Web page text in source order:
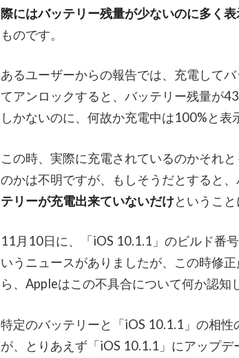
際にはバッテリー残量が少ないのに多く表
ものです。
あるユーザーからの報告では、充電して
てアンロックすると、バッテリー残量が
しかないのに、何故か充電中は100%と表
この時、実際に充電されているのかそれ
のかは不明ですが、もしそうだとすると
テリーが充電出来ていないだけということ
11月10日に、「iOS 10.1.1」のビルド番
いうニュースがありましたが、この時修
ら、Appleはこの不具合について何か認知
特定のバッテリーと「iOS 10.1.1」の相
が、とりあえず「iOS 10.1.1」にアップデ